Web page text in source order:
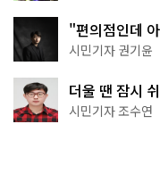
"편의점인데
한 편의점의 정체
시민기자 권기윤
더울 땐 잠시
·무더위쉼터까지
시민기자 조수연